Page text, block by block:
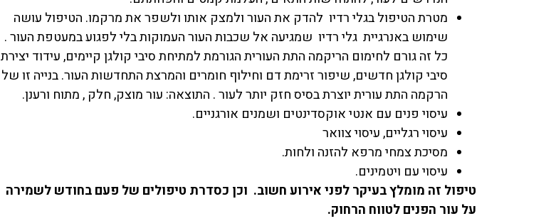
מטרת הטיפול בגלי רדיו להדק את העור ולמצק אותו ולשפר את מרקמו. הטיפול עושה
שימוש באנרגיית גלי רדיו שמגיעה אל שכבות העור העמוקות בלי לפגוע במעטפת העור .
כל זה גורם לחימום הריקמה התת העורית הגורמת למתיחת סיבי קולגן קיימים, עידוד יצירת
סיבי קולגן חדשים, שיפור זרימת דם וחילוף חומרים והמרצת התחדשות העור. בנייה זו של
הרקמה התת עורית יוצרת בסיס חזק יותר לעור . התוצאה: עור מוצק, חלק , מתוח ורענן.
עיסוי פנים עם אנטי אוקסדינטים ושמנים אורגניים.
עיסוי רגליים, עיסוי צוואר
מסיכת צמחי מרפא להזנה ולחות.
עיסוי עם ויטמינים.
טיפול זה מומלץ בעיקר לפני אירוע חשוב. וכן כסדרת טיפולים של פעם בחודש לשמירה
על עור הפנים לטווח הרחוק.